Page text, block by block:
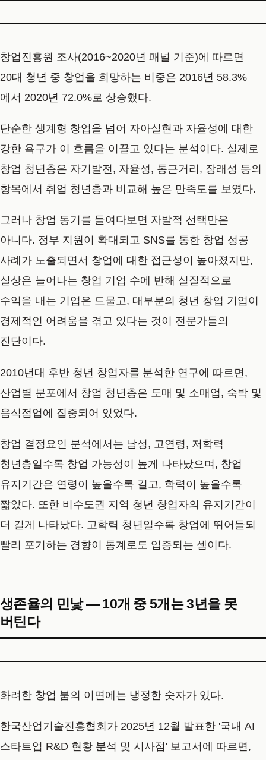
창업진흥원 조사(2016~2020년 패널 기준)에 따르면
20대 청년 중 창업을 희망하는 비중은 2016년 58.3%
에서 2020년 72.0%로 상승했다.
단순한 생계형 창업을 넘어 자아실현과 자율성에 대한
강한 욕구가 이 흐름을 이끌고 있다는 분석이다. 실제로
창업 청년층은 자기발전, 자율성, 통근거리, 장래성 등의
항목에서 취업 청년층과 비교해 높은 만족도를 보였다.
그러나 창업 동기를 들여다보면 자발적 선택만은
아니다. 정부 지원이 확대되고 SNS를 통한 창업 성공
사례가 노출되면서 창업에 대한 접근성이 높아졌지만,
실상은 늘어나는 창업 기업 수에 반해 실질적으로
수익을 내는 기업은 드물고, 대부분의 청년 창업 기업이
경제적인 어려움을 겪고 있다는 것이 전문가들의
진단이다.
2010년대 후반 청년 창업자를 분석한 연구에 따르면,
산업별 분포에서 창업 청년층은 도매 및 소매업, 숙박 및
음식점업에 집중되어 있었다.
창업 결정요인 분석에서는 남성, 고연령, 저학력
청년층일수록 창업 가능성이 높게 나타났으며, 창업
유지기간은 연령이 높을수록 길고, 학력이 높을수록
짧았다. 또한 비수도권 지역 청년 창업자의 유지기간이
더 길게 나타났다. 고학력 청년일수록 창업에 뛰어들되
빨리 포기하는 경향이 통계로도 입증되는 셈이다.
생존율의 민낯 — 10개 중 5개는 3년을 못
버틴다
화려한 창업 붐의 이면에는 냉정한 숫자가 있다.
한국산업기술진흥협회가 2025년 12월 발표한 '국내 AI
스타트업 R&D 현황 분석 및 시사점' 보고서에 따르면,